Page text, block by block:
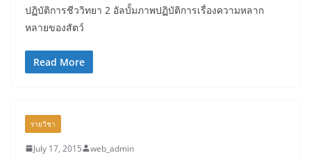
ปฏิบัติการชีววิทยา 2 อัลบั้มภาพปฏิบัติการเรื่องความหลาก
หลายของสัตว์
Read More
รายวิชา
July 17, 2015 web_admin